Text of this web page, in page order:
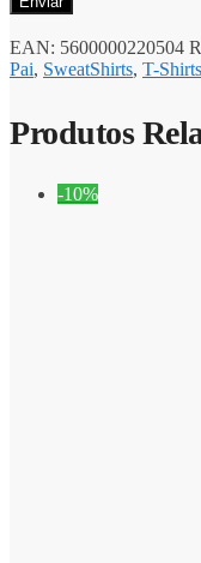
EAN: 5600000220504
Pai, SweatShirts, T-Shirts
Produtos
-10%